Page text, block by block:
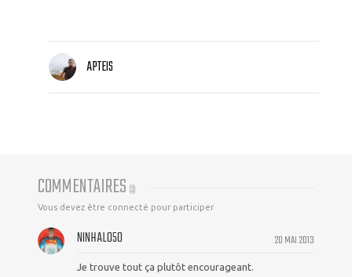
APTEIS
COMMENTAIRES (3)
Vous devez être connecté pour participer
20 MAI 2013
NINHALO50
Je trouve tout ça plutôt encourageant.